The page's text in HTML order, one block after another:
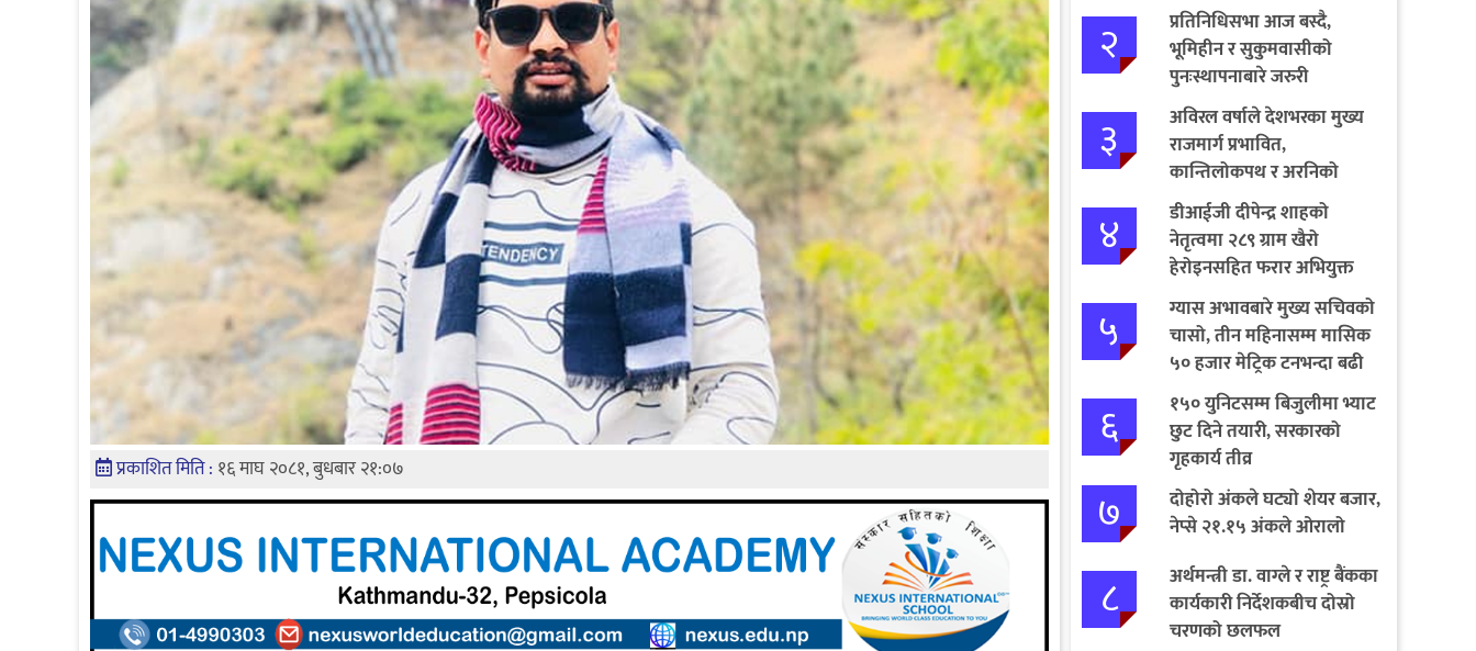
प्रकाशित मिति : १६ माघ २०८१, बुधबार २१:०७
२
प्रतिनिधिसभा आज बस्दै,
भूमिहीन र सुकुमवासीको
पुनःस्थापनाबारे जरुरी
प्रस्तावमाथि छलफल हुने
३
अविरल वर्षाले देशभरका मुख्य
राजमार्ग प्रभावित,
कान्तिलोकपथ र अरनिको
राजमार्ग पूर्ण अवरुद्ध
४
डीआईजी दीपेन्द्र शाहको
नेतृत्वमा २८९ ग्राम खैरो
हेरोइनसहित फरार अभियुक्त
पक्राउ
५
ग्यास अभावबारे मुख्य सचिवको
चासो, तीन महिनासम्म मासिक
५० हजार मेट्रिक टनभन्दा बढी
आयात गर्ने निर्णय
६
१५० युनिटसम्म बिजुलीमा भ्याट
छुट दिने तयारी, सरकारको
गृहकार्य तीव्र
७
दोहोरो अंकले घट्यो शेयर बजार,
नेप्से २१.१५ अंकले ओरालो
८
अर्थमन्त्री डा. वाग्ले र राष्ट्र बैंकका
कार्यकारी निर्देशकबीच दोस्रो
चरणको छलफल